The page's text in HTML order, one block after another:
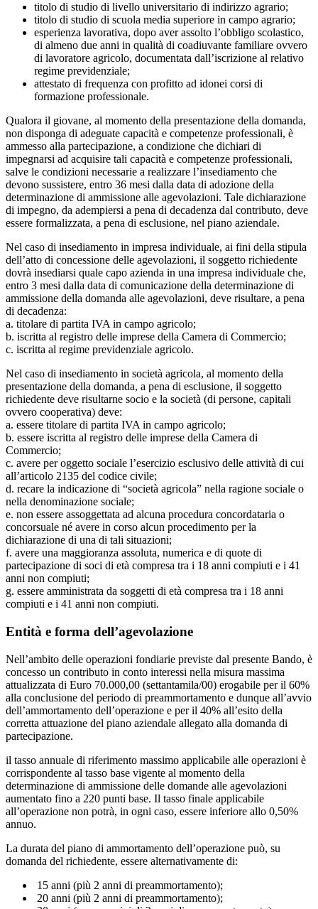
titolo di studio di livello universitario di indirizzo agrario;
titolo di studio di scuola media superiore in campo agrario;
esperienza lavorativa, dopo aver assolto l’obbligo scolastico,
di almeno due anni in qualità di coadiuvante familiare ovvero
di lavoratore agricolo, documentata dall’iscrizione al relativo
regime previdenziale;
attestato di frequenza con profitto ad idonei corsi di
formazione professionale.
Qualora il giovane, al momento della presentazione della domanda,
non disponga di adeguate capacità e competenze professionali, è
ammesso alla partecipazione, a condizione che dichiari di
impegnarsi ad acquisire tali capacità e competenze professionali,
salve le condizioni necessarie a realizzare l’insediamento che
devono sussistere, entro 36 mesi dalla data di adozione della
determinazione di ammissione alle agevolazioni. Tale dichiarazione
di impegno, da adempiersi a pena di decadenza dal contributo, deve
essere formalizzata, a pena di esclusione, nel piano aziendale.
Nel caso di insediamento in impresa individuale, ai fini della stipula
dell’atto di concessione delle agevolazioni, il soggetto richiedente
dovrà insediarsi quale capo azienda in una impresa individuale che,
entro 3 mesi dalla data di comunicazione della determinazione di
ammissione della domanda alle agevolazioni, deve risultare, a pena
di decadenza:
a. titolare di partita IVA in campo agricolo;
b. iscritta al registro delle imprese della Camera di Commercio;
c. iscritta al regime previdenziale agricolo.
Nel caso di insediamento in società agricola, al momento della
presentazione della domanda, a pena di esclusione, il soggetto
richiedente deve risultarne socio e la società (di persone, capitali
ovvero cooperativa) deve:
a. essere titolare di partita IVA in campo agricolo;
b. essere iscritta al registro delle imprese della Camera di
Commercio;
c. avere per oggetto sociale l’esercizio esclusivo delle attività di cui
all’articolo 2135 del codice civile;
d. recare la indicazione di “società agricola” nella ragione sociale o
nella denominazione sociale;
e. non essere assoggettata ad alcuna procedura concordataria o
concorsuale né avere in corso alcun procedimento per la
dichiarazione di una di tali situazioni;
f. avere una maggioranza assoluta, numerica e di quote di
partecipazione di soci di età compresa tra i 18 anni compiuti e i 41
anni non compiuti;
g. essere amministrata da soggetti di età compresa tra i 18 anni
compiuti e i 41 anni non compiuti.
Entità e forma dell’agevolazione
Nell’ambito delle operazioni fondiarie previste dal presente Bando, è
concesso un contributo in conto interessi nella misura massima
attualizzata di Euro 70.000,00 (settantamila/00) erogabile per il 60%
alla conclusione del periodo di preammortamento e dunque all’avvio
dell’ammortamento dell’operazione e per il 40% all’esito della
corretta attuazione del piano aziendale allegato alla domanda di
partecipazione.
il tasso annuale di riferimento massimo applicabile alle operazioni è
corrispondente al tasso base vigente al momento della
determinazione di ammissione delle domande alle agevolazioni
aumentato fino a 220 punti base. Il tasso finale applicabile
all’operazione non potrà, in ogni caso, essere inferiore allo 0,50%
annuo.
La durata del piano di ammortamento dell’operazione può, su
domanda del richiedente, essere alternativamente di:
15 anni (più 2 anni di preammortamento);
20 anni (più 2 anni di preammortamento);